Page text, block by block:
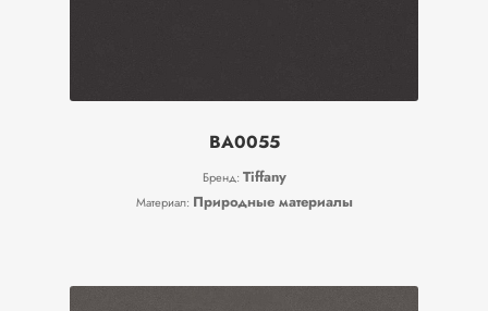
BA0055
Бренд: Tiffany
Материал: Природные материалы